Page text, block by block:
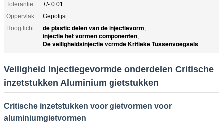
Tolerantie:
+/- 0.01
Oppervlak:
Gepolijst
Hoog licht:
de plastic delen van de injectievorm,
injectie het vormen componenten,
De veiligheidsinjectie vormde Kritieke Tussenvoegsels
Veiligheid Injectiegevormde onderdelen Critische
inzetstukken Aluminium gietstukken
Critische inzetstukken voor gietvormen voor
aluminiumgietvormen